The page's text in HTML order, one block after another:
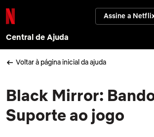
Assine a
Central de Ajuda
Voltar à página inicial da ajuda
Black Mirror:
Suporte ao jogo